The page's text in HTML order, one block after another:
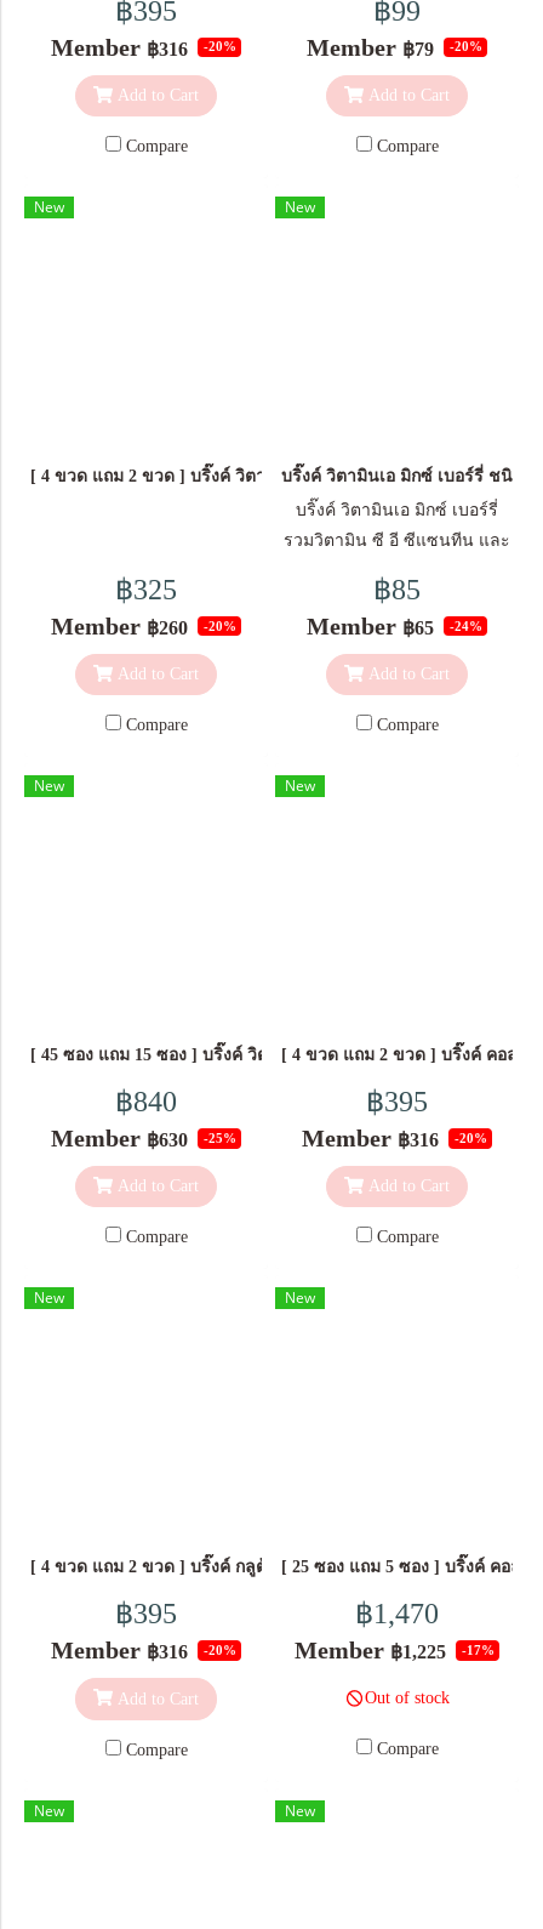
โคเอนไซม์คิวเท็น (10%) 10 มก.
ไนอะซินาไมด์ 10 มก. สารสกัด
จากทับทิม 10 มก. ไลโคปีน 10%
5 มก. สารสกัดจากสาหร่าย ฮีมา
โตคอกคัส พลูวิเอลิส (ให้แอสตา
อีลาสตินเปปไทด์ 2 มก. ผงองุ่น
: 5 ซอง / กล่อง
฿395
Member ฿316 -20%
Add to Cart
Compare
฿99
Member ฿79 -20%
Add to Cart
Compare
New
[ 4 ขวด แถม 2 ขวด ] บริ๊งค์ วิตามินเอ มิกซ์ เบอร์รี่ ชนิดแคปซูล
฿325
Member ฿260 -20%
Add to Cart
Compare
New
บริ๊งค์ วิตามินเอ มิกซ์ เบอร์รี่ ชนิดแ
บริ๊งค์ วิตามินเอ มิกซ์ เบอร์รี่
รวมวิตามิน ซี อี ซีแซนทีน และ
อนุมูลอิสระ ทำให้ผิวสวย ลดริ้ว
รอย วิตามิน เอ, ลูทีน ช่วยลด
อาการดวงตาอ่อนล้าบำรุงกล้าม
เนื้อดวงตา จอตา ในผู้ใช้สายตา
จากจอมือถือ คอมพิวเตอร์ วันละ
฿85
Member ฿65 -24%
Add to Cart
Compare
New
[ 45 ซอง แถม 15 ซอง ] บริ๊งค์ วิตามินซี 1,000 มก. ซิ้งค์ ฮันนี่เลมอน ช
฿840
Member ฿630 -25%
Add to Cart
Compare
New
[ 4 ขวด แถม 2 ขวด ] บริ๊งค์ คอลล
฿395
Member ฿316 -20%
Add to Cart
Compare
New
[ 4 ขวด แถม 2 ขวด ] บริ๊งค์ กลูต้า ชนิดแคปซูล ผลิตภัณฑ์เสริมอาหาร
฿395
Member ฿316 -20%
Add to Cart
Compare
New
[ 25 ซอง แถม 5 ซอง ] บริ๊งค์ คอลล
฿1,470
Member ฿1,225 -17%
Out of stock
Compare
New New